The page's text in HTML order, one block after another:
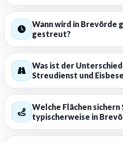
Wann wird in Brevörde
gestreut?
Was ist der
Streudienst und
Welche Flächen sichern
typischerweise in